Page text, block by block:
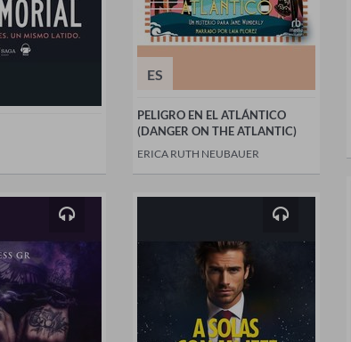
ES
PELIGRO EN EL ATLÁNTICO
(DANGER ON THE ATLANTIC)
ERICA RUTH NEUBAUER